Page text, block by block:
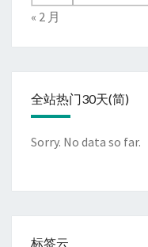
« 2 月
全站热门30天(简)
Sorry. No data so far.
标签云